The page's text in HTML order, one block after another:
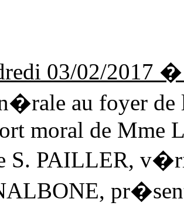
03/02/2017
au foyer de
moral de Mme
S. PAILLER,